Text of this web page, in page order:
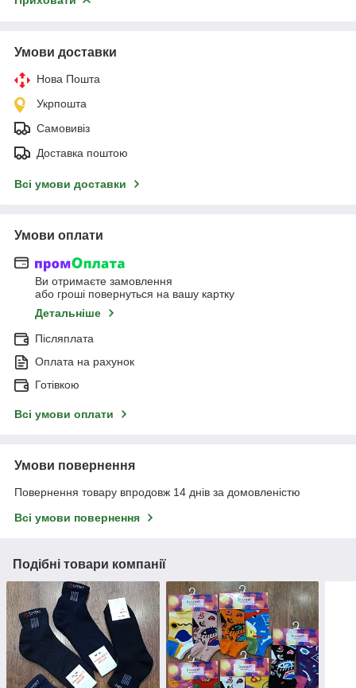
Умови доставки
Нова Пошта
Укрпошта
Самовивіз
Доставка поштою
Всі умови доставки
Умови оплати
Ви отримаєте замовлення
або гроші повернуться на вашу картку
Детальніше
Післяплата
Оплата на рахунок
Готівкою
Всі умови оплати
Умови повернення
Повернення товару впродовж 14 днів за домовленістю
Всі умови повернення
Подібні товари компанії